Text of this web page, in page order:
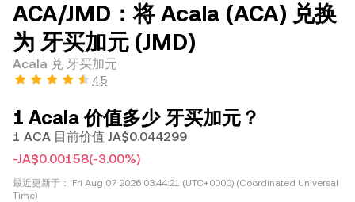
ACA/JMD：将 Acala (ACA) 兑换
为 牙买加元 (JMD)
Acala 兑 牙买加元
4.5
1 Acala 价值多少 牙买加元？
1 ACA 目前价值 JA$0.044299
-JA$0.00158(-3.00%)
最近更新于：
Fri Aug 07 2026 03:44:21 (UTC+0000) (Coordinated Universal
Time)